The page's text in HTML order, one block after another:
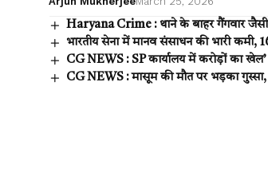
Haryana Crime : थाने के बाहर गैंगवार जैसी
भारतीय सेना में मानव संसाधन की भारी कमी,
CG NEWS : SP कार्यालय में करोड़ों का
CG NEWS : मासूम की मौत पर भड़का